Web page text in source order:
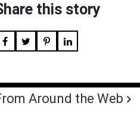
this story
Around the Web